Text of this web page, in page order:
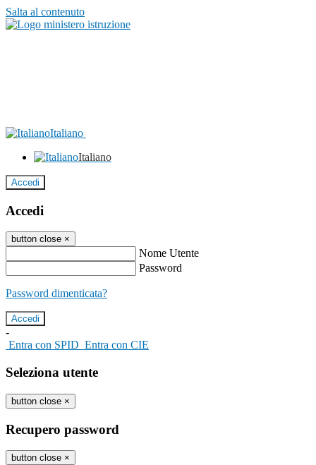
Salta al contenuto
Italiano
Italiano
Accedi
Accedi
button close ×
Nome Utente
Password
Password dimenticata?
-
Entra con SPID Entra con CIE
Seleziona utente
button close ×
Recupero password
button close ×